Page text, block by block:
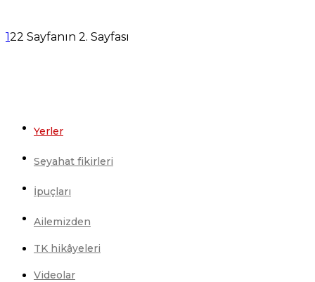
122 Sayfanın 2. Sayfası
Yerler
Seyahat fikirleri
İpuçları
Ailemizden
TK hikâyeleri
Videolar